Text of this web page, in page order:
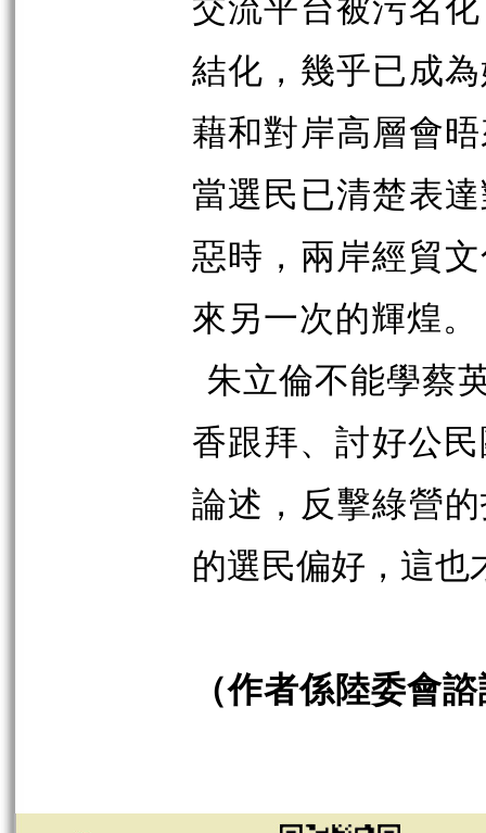
結化，幾乎已成
藉和對岸高層會
當選民已清楚表
惡時，兩岸經貿
來另一次的輝煌。
朱立倫不能學蔡
香跟拜、討好公
論述，反擊綠營
的選民偏好，這
（作者係陸委會